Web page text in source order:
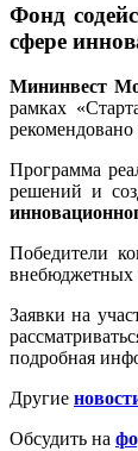
Фонд
сфере
Мининвест
рамках
Программа
решений и
Победители
внебюджетных
Заявки на
подробная
Другие
Обсудить на